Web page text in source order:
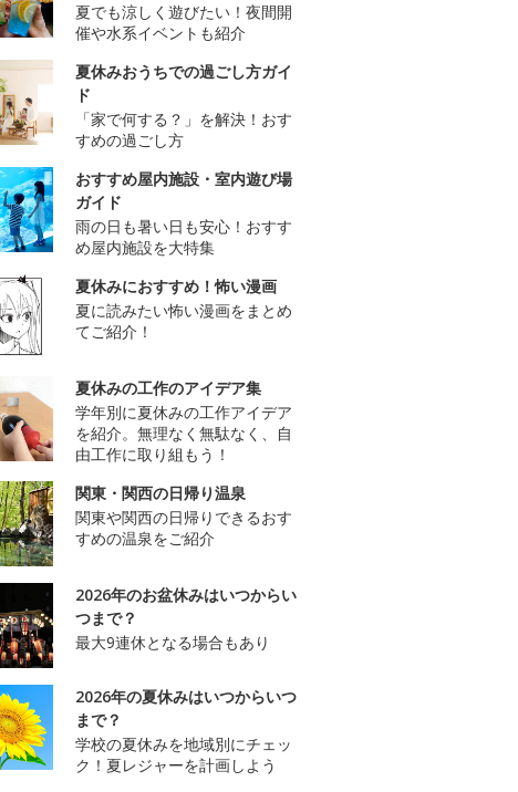
夏でも涼しく遊びたい！夜間開
催や水系イベントも紹介
夏休みおうちでの過ごし方ガイ
ド
「家で何する？」を解決！おす
すめの過ごし方
おすすめ屋内施設・室内遊び場
ガイド
雨の日も暑い日も安心！おすす
め屋内施設を大特集
夏休みにおすすめ！怖い漫画
夏に読みたい怖い漫画をまとめ
てご紹介！
夏休みの工作のアイデア集
学年別に夏休みの工作アイデア
を紹介。無理なく無駄なく、自
由工作に取り組もう！
関東・関西の日帰り温泉
関東や関西の日帰りできるおす
すめの温泉をご紹介
2026年のお盆休みはいつからい
つまで？
最大9連休となる場合もあり
2026年の夏休みはいつからいつ
まで？
学校の夏休みを地域別にチェッ
ク！夏レジャーを計画しよう